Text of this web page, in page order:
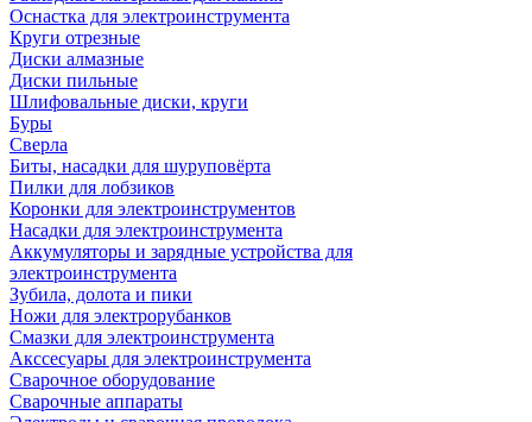
Оснастка для электроинструмента
Круги отрезные
Диски алмазные
Диски пильные
Шлифовальные диски, круги
Буры
Сверла
Биты, насадки для шуруповёрта
Пилки для лобзиков
Коронки для электроинструментов
Насадки для электроинструмента
Аккумуляторы и зарядные устройства для
электроинструмента
Зубила, долота и пики
Ножи для электрорубанков
Смазки для электроинструмента
Акссесуары для электроинструмента
Сварочное оборудование
Сварочные аппараты